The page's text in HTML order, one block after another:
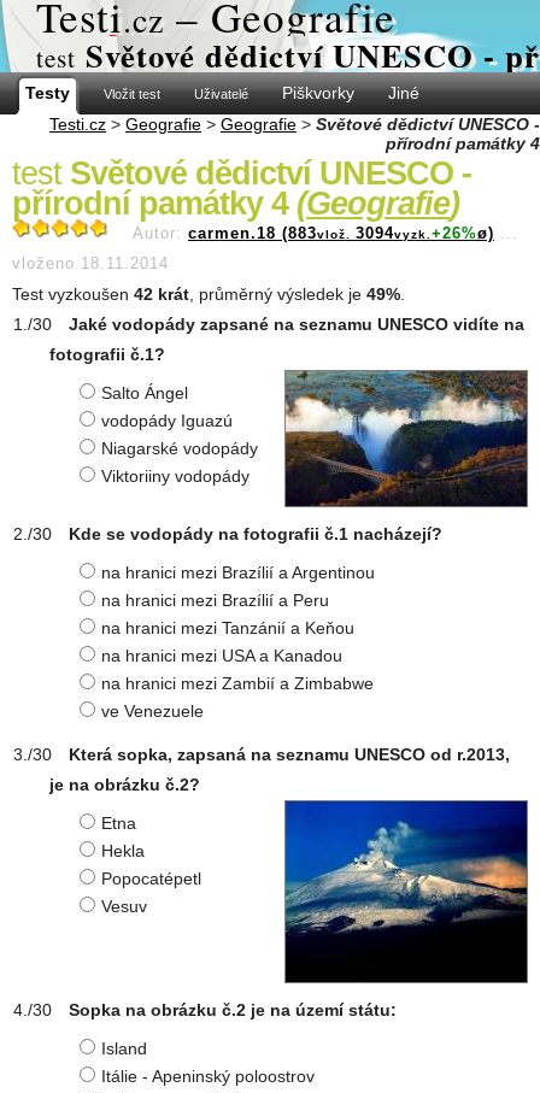
Testi.cz – Geografie
test Světové dědictví UNESCO -
Testy Vložit test Uživatelé Piškvorky
Jiné
Testi.cz > Geografie > Geografie > Světové dědictví UNESCO -
přírodní památky 4
test Světové dědictví UNESCO -
přírodní památky 4 (Geografie)
Autor: carmen.18 (883vlož. 3094vyzk. +26%ø) ...
vloženo 18.11.2014
Test vyzkoušen 42 krát , průměrný výsledek je 49%
Jaké vodopády zapsané na seznamu UNESCO vidíte na
fotografii č.1?
Salto Ángel
vodopády Iguazú
Niagarské vodopády
Viktoriiny vodopády
Kde se vodopády na fotografii č.1 nacházejí?
na hranici mezi Brazílií a Argentinou
na hranici mezi Brazílií a Peru
na hranici mezi Tanzánií a Keňou
na hranici mezi USA a Kanadou
na hranici mezi Zambií a Zimbabwe
ve Venezuele
Která sopka, zapsaná na seznamu UNESCO od r.2013,
je na obrázku č.2?
Etna
Hekla
Popocatépetl
Vesuv
Sopka na obrázku č.2 je na území státu:
Island
Itálie - Apeninský poloostrov